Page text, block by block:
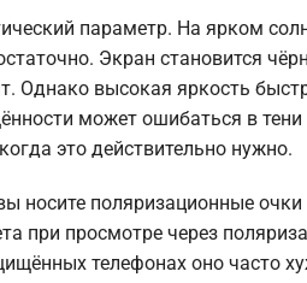
параметр. На ярком
Экран становится
Однако высокая яркость
может ошибаться в
это действительно нужно.
носите поляризационные
при просмотре через
телефонах оно часто